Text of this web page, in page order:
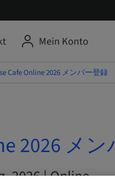
Mein Konto
Cafe Online 2026 メンバー登録
2026 メ
2026 | Online